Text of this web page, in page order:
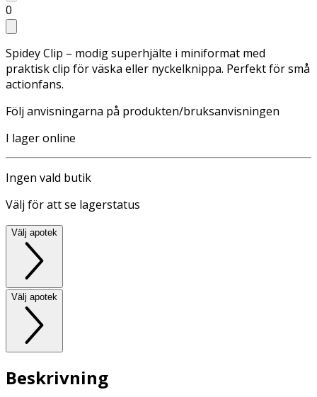
0
Spidey Clip – modig superhjälte i miniformat med
praktisk clip för väska eller nyckelknippa. Perfekt för små
actionfans.
Följ anvisningarna på produkten/bruksanvisningen
I lager online
Ingen vald butik
Välj för att se lagerstatus
Välj apotek
Välj apotek
Beskrivning